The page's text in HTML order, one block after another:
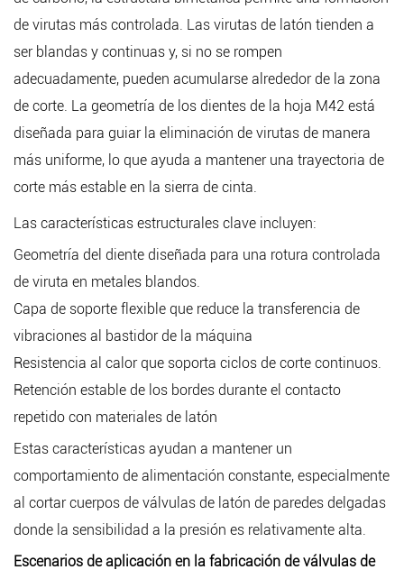
de virutas más controlada. Las virutas de latón tienden a
ser blandas y continuas y, si no se rompen
adecuadamente, pueden acumularse alrededor de la zona
de corte. La geometría de los dientes de la hoja M42 está
diseñada para guiar la eliminación de virutas de manera
más uniforme, lo que ayuda a mantener una trayectoria de
corte más estable en la sierra de cinta.
Las características estructurales clave incluyen:
Geometría del diente diseñada para una rotura controlada
de viruta en metales blandos.
Capa de soporte flexible que reduce la transferencia de
vibraciones al bastidor de la máquina
Resistencia al calor que soporta ciclos de corte continuos.
Retención estable de los bordes durante el contacto
repetido con materiales de latón
Estas características ayudan a mantener un
comportamiento de alimentación constante, especialmente
al cortar cuerpos de válvulas de latón de paredes delgadas
donde la sensibilidad a la presión es relativamente alta.
Escenarios de aplicación en la fabricación de válvulas de